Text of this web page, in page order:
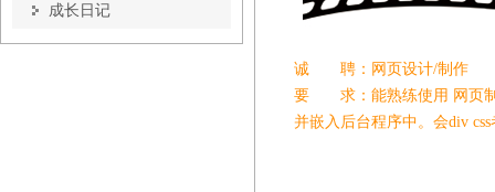
成长日记
诚 聘：网页设计/制作
要 求：能熟练使用 网页制
并嵌入后台程序中。会div